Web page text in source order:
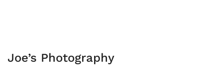
Joe’s Photography